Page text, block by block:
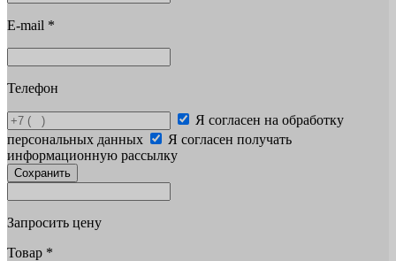
E-mail *
Телефон
Я согласен на обработку
персональных данных
Я согласен получать
информационную рассылку
Сохранить
Запросить цену
Товар *